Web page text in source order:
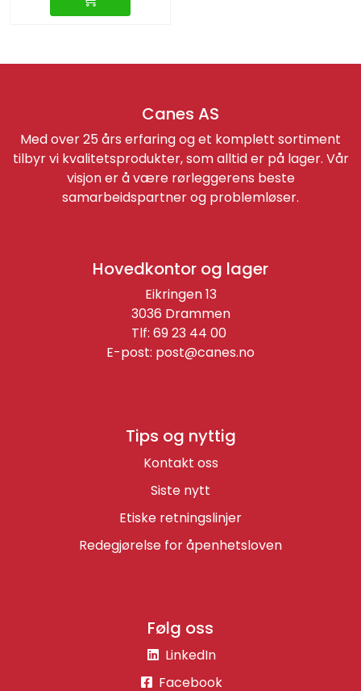
Canes AS
Med over 25 års erfaring og et komplett sortiment
tilbyr vi kvalitetsprodukter, som alltid er på lager. Vår
visjon er å være rørleggerens beste
samarbeidspartner og problemløser.
Tips og nyttig
Kontakt oss
Siste nytt
Etiske retningslinjer
Redegjørelse for åpenhetsloven
Følg oss
LinkedIn
Facebook
Hovedkontor og lager
Eikringen 13
3036 Drammen
Tlf: 69 23 44 00
E-post: post@canes.no